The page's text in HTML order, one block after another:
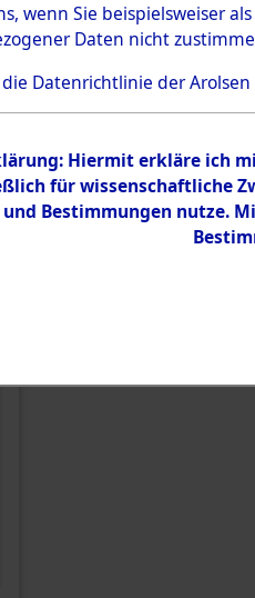
Einen Kommentar
wenn Sie beispielsweiser
Daten nicht
Datenrichtlinie der Arolsen
Hiermit erkläre ich
für wissenschaftliche
und Bestimmungen nutze.